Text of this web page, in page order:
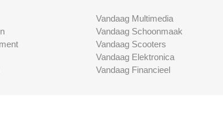
Vandaag Multimedia
Vandaag Schoonmaak
Vandaag Scooters
Vandaag Elektronica
Vandaag Financieel